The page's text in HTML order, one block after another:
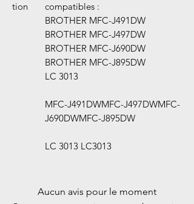
tion
compatibles :
BROTHER MFC-J491DW
BROTHER MFC-J497DW
BROTHER MFC-J690DW
BROTHER MFC-J895DW
LC 3013
MFC-J491DWMFC-J497DWMFC-
J690DWMFC-J895DW
LC 3013 LC3013
Aucun avis pour le moment